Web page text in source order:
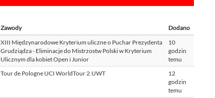
Zawody
Dodano
XIII Międzynarodowe Kryterium uliczne o Puchar Prezydenta
Grudziądza - Eliminacje do Mistrzostw Polski w Kryterium
Ulicznym dla kobiet Open i Junior
10
godzin
temu
Tour de Pologne UCI WorldTour 2.UWT
12
godzin
temu